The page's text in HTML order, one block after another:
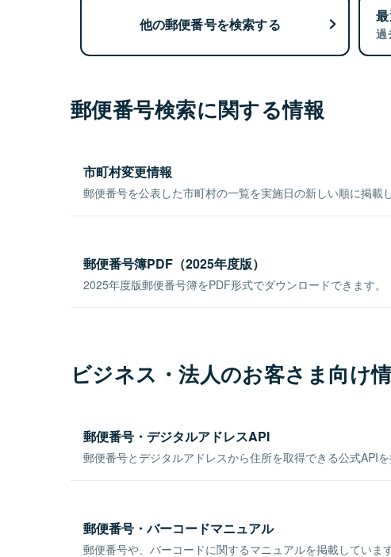
他の郵便番号を検索する
過
郵便番号検索に関する情報
市町村変更情報
郵便番号を公表した市町村の一覧を実施日の新しい順に掲載
郵便番号簿PDF（2025年度版）
2025年度版郵便番号簿をPDF形式でダウンロードできます。
ビジネス・法人のお客さま向け
郵便番号・デジタルアドレスAPI
郵便番号とデジタルアドレスから住所を取得できる公式APIを
郵便番号・バーコードマニュアル
郵便番号や、バーコードに関するマニュアルを掲載しています